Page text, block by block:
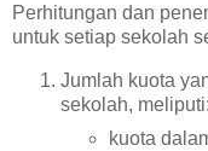
Perhitungan dan
untuk setiap sekolah
Jumlah kuota
sekolah, meliputi:
kuota